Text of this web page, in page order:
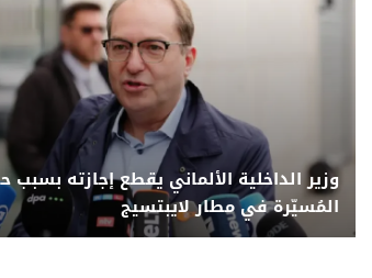
وزير الداخلية الألماني يقطع إجازته بسبب
المُسيّرة في مطار لايبتسيج